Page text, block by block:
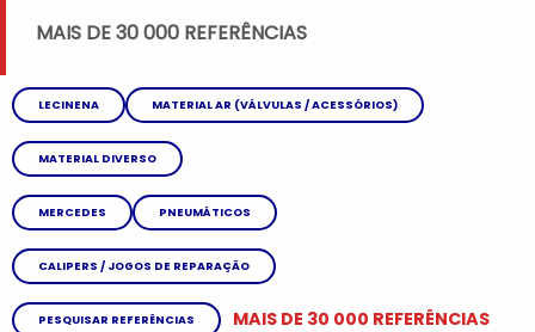
MAIS DE 30 000 REFERÊNCIAS
LECINENA MATERIAL AR (VÁLVULAS / ACESSÓRIOS)
MATERIAL DIVERSO
MERCEDES PNEUMÁTICOS
CALIPERS / JOGOS DE REPARAÇÃO
PESQUISAR REFERÊNCIAS MAIS DE 30 000 REFERÊNCIAS